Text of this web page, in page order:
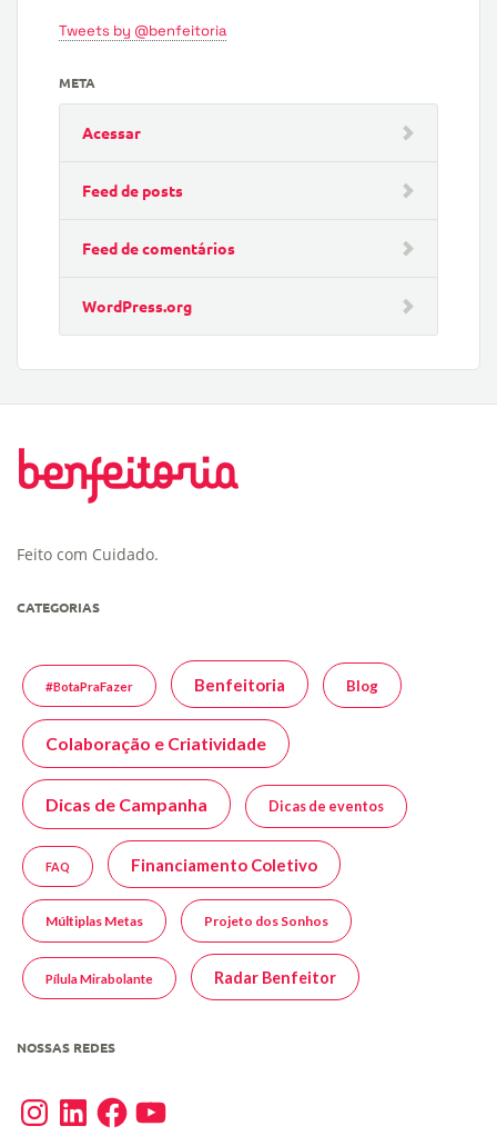
Tweets by @benfeitoria
META
Acessar
Feed de posts
Feed de comentários
WordPress.org
Feito com Cuidado.
CATEGORIAS
#BotaPraFazer Benfeitoria Blog
Colaboração e Criatividade
Dicas de Campanha Dicas de eventos
FAQ Financiamento Coletivo
Múltiplas Metas Projeto dos Sonhos
Pílula Mirabolante Radar Benfeitor
NOSSAS REDES
InstagramLinkedInFacebookYouTube